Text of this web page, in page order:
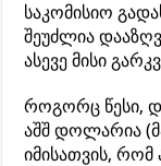
საკომისიო
შეუძლია
ასევე მისი
როგორც წესი,
აშშ დოლარია
იმისათვის,